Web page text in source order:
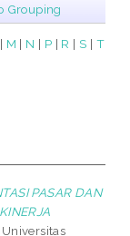
Grouping
| M | N | P | R | S | T
PASAR DAN